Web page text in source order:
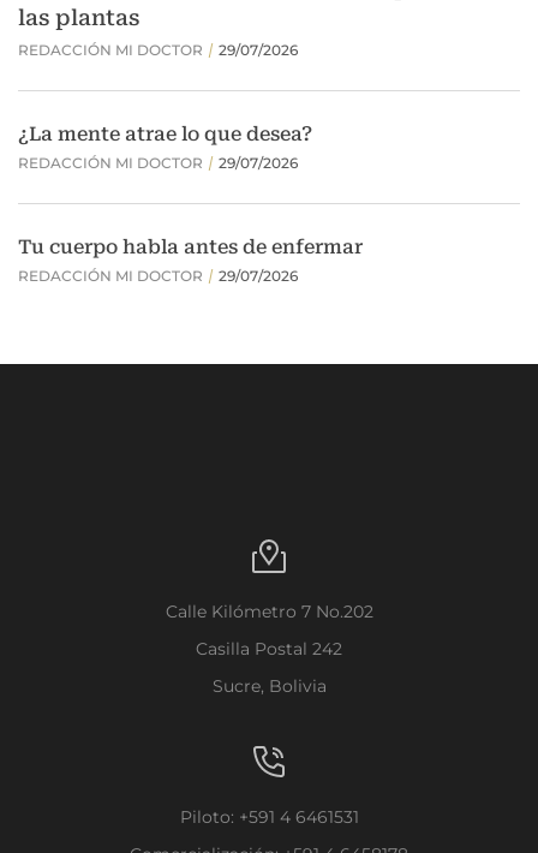
Calle Kilómetro 7 No.202
Casilla Postal 242
Sucre, Bolivia
Piloto: +591 4 6461531